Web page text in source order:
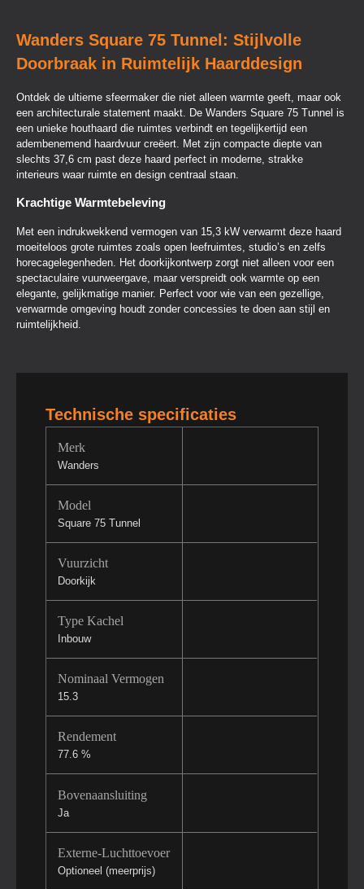
Wanders Square 75 Tunnel: Stijlvolle
Doorbraak in Ruimtelijk Haarddesign
Ontdek de ultieme sfeermaker die niet alleen warmte geeft, maar ook
een architecturale statement maakt. De Wanders Square 75 Tunnel is
een unieke houthaard die ruimtes verbindt en tegelijkertijd een
adembenemend haardvuur creëert. Met zijn compacte diepte van
slechts 37,6 cm past deze haard perfect in moderne, strakke
interieurs waar ruimte en design centraal staan.
Krachtige Warmtebeleving
Met een indrukwekkend vermogen van 15,3 kW verwarmt deze haard
moeiteloos grote ruimtes zoals open leefruimtes, studio’s en zelfs
horecagelegenheden. Het doorkijkontwerp zorgt niet alleen voor een
spectaculaire vuurweergave, maar verspreidt ook warmte op een
elegante, gelijkmatige manier. Perfect voor wie van een gezellige,
verwarmde omgeving houdt zonder concessies te doen aan stijl en
ruimtelijkheid.
Technische specificaties
Merk
Wanders
Model
Square 75 Tunnel
Vuurzicht
Doorkijk
Type Kachel
Inbouw
Nominaal Vermogen
15.3
Rendement
77.6 %
Bovenaansluiting
Ja
Externe-Luchttoevoer
Optioneel (meerprijs)